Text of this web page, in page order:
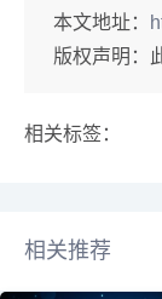
本文地址：
版权声明：
相关标签：
相关推荐